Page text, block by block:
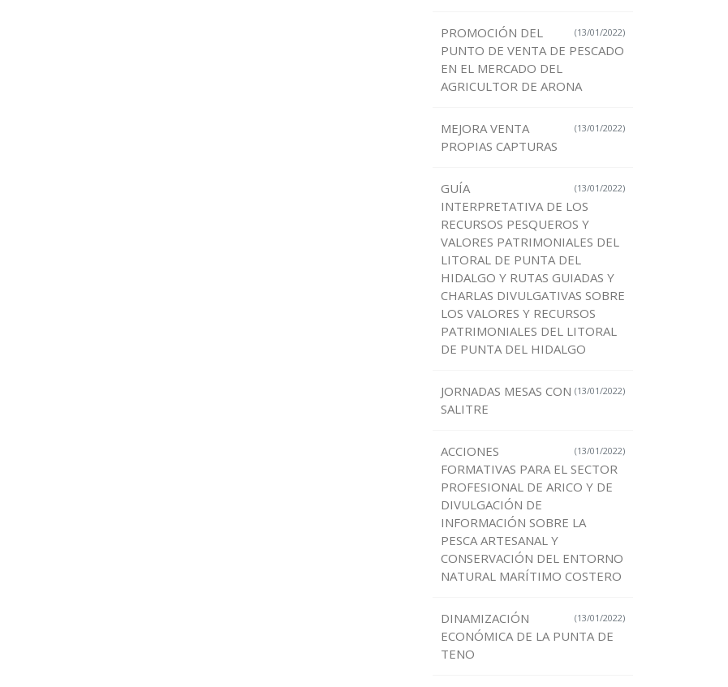
(13/01/2022)
PROMOCIÓN DEL
PUNTO DE VENTA DE PESCADO
EN EL MERCADO DEL
AGRICULTOR DE ARONA
(13/01/2022)
MEJORA VENTA
PROPIAS CAPTURAS
(13/01/2022)
GUÍA
INTERPRETATIVA DE LOS
RECURSOS PESQUEROS Y
VALORES PATRIMONIALES DEL
LITORAL DE PUNTA DEL
HIDALGO Y RUTAS GUIADAS Y
CHARLAS DIVULGATIVAS SOBRE
LOS VALORES Y RECURSOS
PATRIMONIALES DEL LITORAL
DE PUNTA DEL HIDALGO
(13/01/2022)
JORNADAS MESAS CON
SALITRE
(13/01/2022)
ACCIONES
FORMATIVAS PARA EL SECTOR
PROFESIONAL DE ARICO Y DE
DIVULGACIÓN DE
INFORMACIÓN SOBRE LA
PESCA ARTESANAL Y
CONSERVACIÓN DEL ENTORNO
NATURAL MARÍTIMO COSTERO
(13/01/2022)
DINAMIZACIÓN
ECONÓMICA DE LA PUNTA DE
TENO